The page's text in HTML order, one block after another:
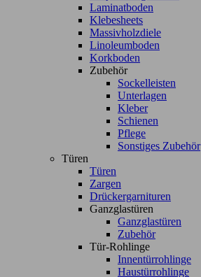
Laminatboden
Klebesheets
Massivholzdiele
Linoleumboden
Korkboden
Zubehör
Sockelleisten
Unterlagen
Kleber
Schienen
Pflege
Sonstiges Zubehör
Türen
Türen
Zargen
Drückergarnituren
Ganzglastüren
Ganzglastüren
Zubehör
Tür-Rohlinge
Innentürrohlinge
Haustürrohlinge